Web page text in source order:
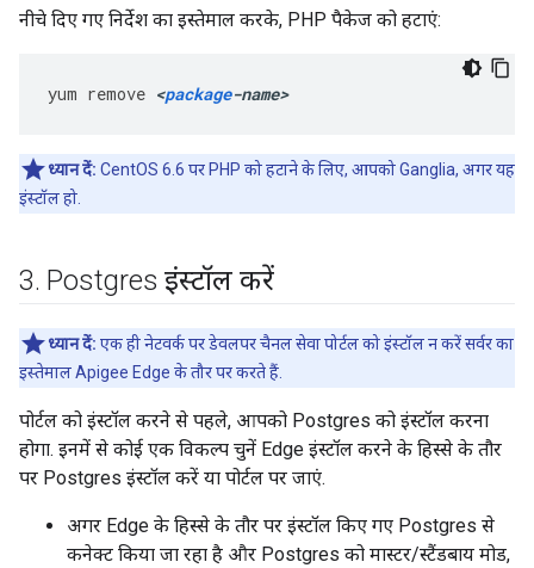
नीचे दिए गए निर्देश का इस्तेमाल करके, PHP पैकेज को हटाएं:
yum remove <package-name>
ध्यान दें: CentOS 6.6 पर PHP को हटाने के लिए, आपको Ganglia, अगर यह
इंस्टॉल हो.
3. Postgres इंस्टॉल करें
ध्यान दें: एक ही नेटवर्क पर डेवलपर चैनल सेवा पोर्टल को इंस्टॉल न करें सर्वर का
इस्तेमाल Apigee Edge के तौर पर करते हैं.
पोर्टल को इंस्टॉल करने से पहले, आपको Postgres को इंस्टॉल करना
होगा. इनमें से कोई एक विकल्प चुनें Edge इंस्टॉल करने के हिस्से के तौर
पर Postgres इंस्टॉल करें या पोर्टल पर जाएं.
अगर Edge के हिस्से के तौर पर इंस्टॉल किए गए Postgres से
कनेक्ट किया जा रहा है और Postgres को मास्टर/स्टैंडबाय मोड,